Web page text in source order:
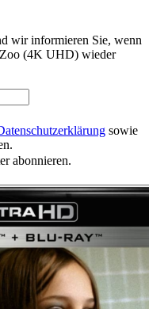
wir informieren Sie, wenn
(4K UHD) wieder
sowie
abonnieren.